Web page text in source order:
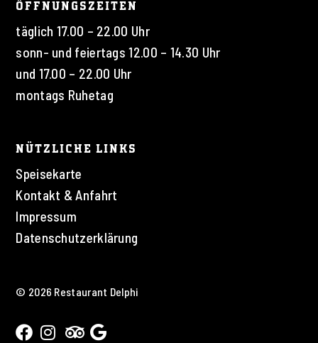
ÖFFNUNGSZEITEN
täglich 17.00 – 22.00 Uhr
sonn- und feiertags 12.00 – 14.30 Uhr
und 17.00 – 22.00 Uhr
montags Ruhetag
NÜTZLICHE LINKS
Speisekarte
Kontakt & Anfahrt
Impressum
Datenschutzerklärung
© 2026 Restaurant Delphi